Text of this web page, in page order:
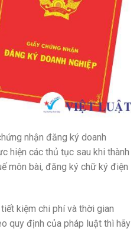
nhận đăng ký doanh
hiện các thủ tục sau khi thành
môn bài, đăng ký chữ ký điện
kiệm chi phí và thời gian
quy định của pháp luật thì hãy